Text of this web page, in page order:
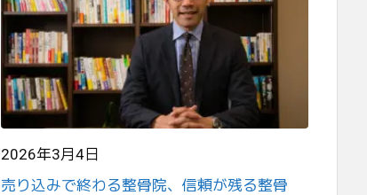
2026年3月4日
売り込みで終わる整骨院、信頼が残る整骨